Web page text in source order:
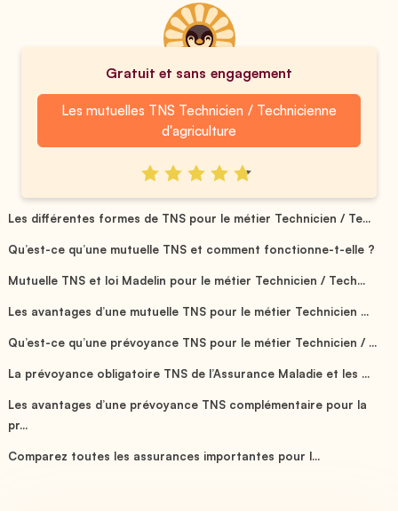
Gratuit et sans engagement
Les mutuelles TNS Technicien / Technicienne
d'agriculture
Les différentes formes de TNS pour le métier Technicien / Te...
Qu’est-ce qu’une mutuelle TNS et comment fonctionne-t-elle ?
Mutuelle TNS et loi Madelin pour le métier Technicien / Tech...
Les avantages d’une mutuelle TNS pour le métier Technicien ...
Qu’est-ce qu’une prévoyance TNS pour le métier Technicien / ...
La prévoyance obligatoire TNS de l’Assurance Maladie et les ...
Les avantages d’une prévoyance TNS complémentaire pour la
pr...
Comparez toutes les assurances importantes pour l...